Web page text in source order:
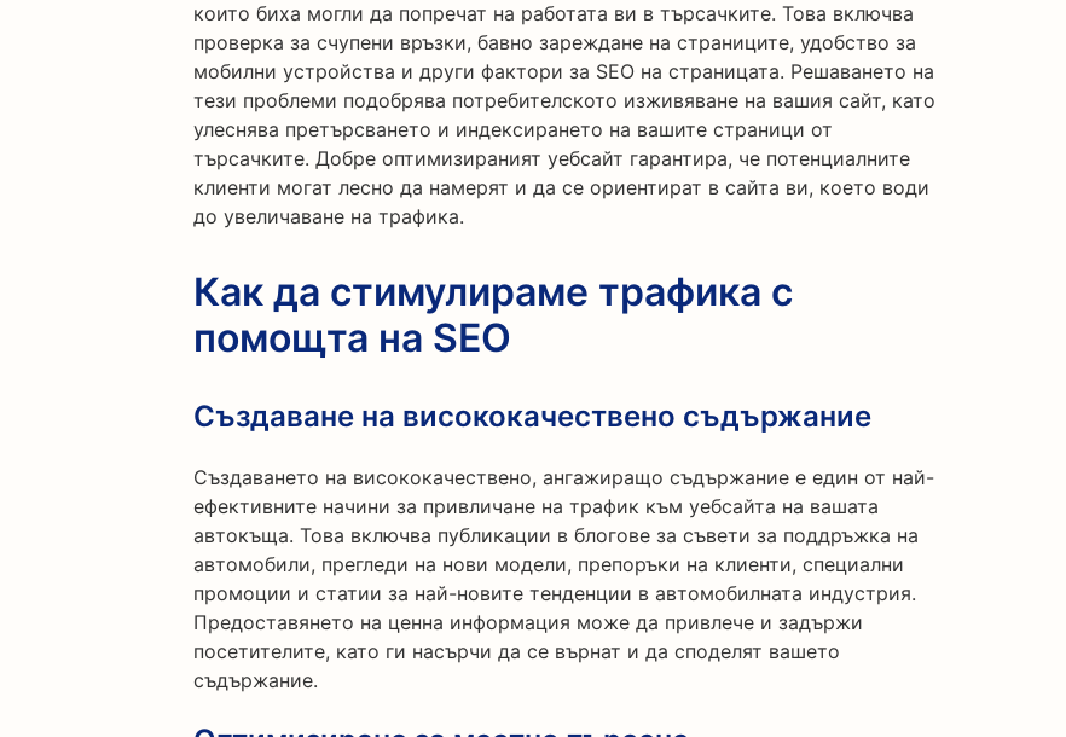
които биха могли да попречат на работата ви в търсачките. Това включва
проверка за счупени връзки, бавно зареждане на страниците, удобство за
мобилни устройства и други фактори за SEO на страницата. Решаването на
тези проблеми подобрява потребителското изживяване на вашия сайт, като
улеснява претърсването и индексирането на вашите страници от
търсачките. Добре оптимизираният уебсайт гарантира, че потенциалните
клиенти могат лесно да намерят и да се ориентират в сайта ви, което води
до увеличаване на трафика.
Как да стимулираме трафика с
помощта на SEO
Създаване на висококачествено съдържание
Създаването на висококачествено, ангажиращо съдържание е един от най-
ефективните начини за привличане на трафик към уебсайта на вашата
автокъща. Това включва публикации в блогове за съвети за поддръжка на
автомобили, прегледи на нови модели, препоръки на клиенти, специални
промоции и статии за най-новите тенденции в автомобилната индустрия.
Предоставянето на ценна информация може да привлече и задържи
посетителите, като ги насърчи да се върнат и да споделят вашето
съдържание.